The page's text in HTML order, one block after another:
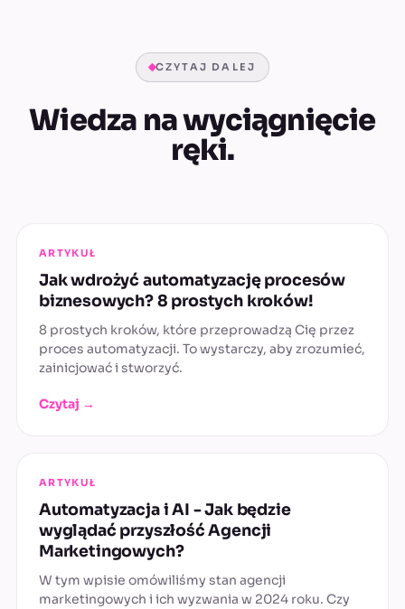
CZYTAJ DALEJ
Wiedza na wyciągnięcie
ręki.
ARTYKUŁ
Jak wdrożyć automatyzację procesów
biznesowych? 8 prostych kroków!
8 prostych kroków, które przeprowadzą Cię przez
proces automatyzacji. To wystarczy, aby zrozumieć,
zainicjować i stworzyć.
Czytaj →
ARTYKUŁ
Automatyzacja i AI - Jak będzie
wyglądać przyszłość Agencji
Marketingowych?
W tym wpisie omówiliśmy stan agencji
marketingowych i ich wyzwania w 2024 roku. Czy